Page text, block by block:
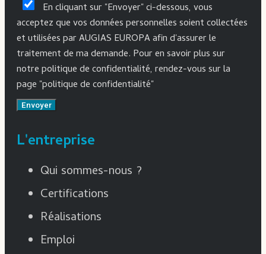
En cliquant sur "Envoyer" ci-dessous, vous
acceptez que vos données personnelles soient collectées
et utilisées par AUGIAS EUROPA afin d'assurer le
traitement de ma demande. Pour en savoir plus sur
notre politique de confidentialité, rendez-vous sur la
page "politique de confidentialité"
Envoyer
L'entreprise
Qui sommes-nous ?
Certifications
Réalisations
Emploi